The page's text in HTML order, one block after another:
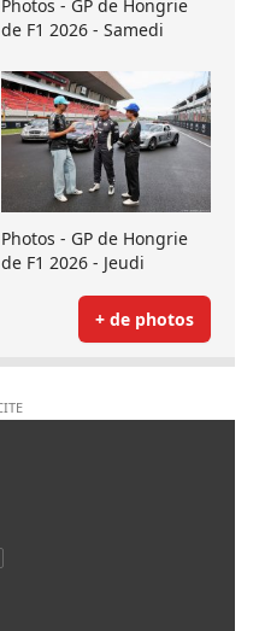
Photos - GP de Hongrie
de F1 2026 - Samedi
Photos - GP de Hongrie
de F1 2026 - Jeudi
+ de photos